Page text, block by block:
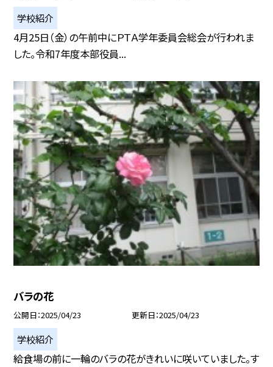
学校紹介
4月25日（金）の午前中にＰＴＡ学年委員会総会が行われま
した。令和7年度本部役員...
バラの花
公開日 2025/04/23 更新日 2025/04/23
学校紹介
給食場の前に一輪のバラの花がきれいに咲いていました。す